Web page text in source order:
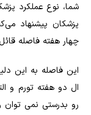
شما، نوع عملکرد
پزشکان پیشنهاد
چهار هفته فاصله
این فاصله به این
ال دو هفته تورم و
رو بدرستی نمی توان